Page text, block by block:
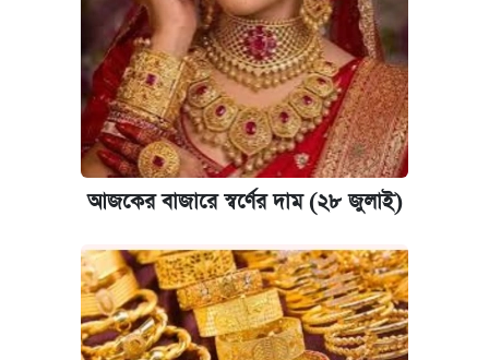
আজকের বাজারে স্বর্ণের দাম (২৮ জুলাই)